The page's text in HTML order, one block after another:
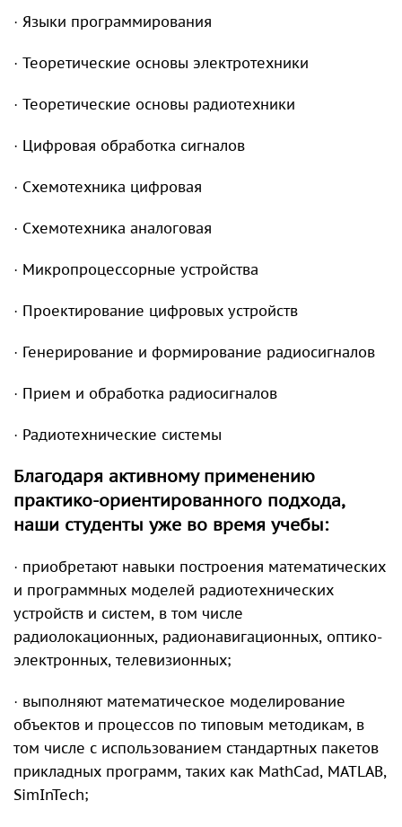
· Языки программирования
· Теоретические основы электротехники
· Теоретические основы радиотехники
· Цифровая обработка сигналов
· Схемотехника цифровая
· Схемотехника аналоговая
· Микропроцессорные устройства
· Проектирование цифровых устройств
· Генерирование и формирование радиосигналов
· Прием и обработка радиосигналов
· Радиотехнические системы
Благодаря активному применению
практико-ориентированного подхода,
наши студенты уже во время учебы:
· приобретают навыки построения математических
и программных моделей радиотехнических
устройств и систем, в том числе
радиолокационных, радионавигационных, оптико-
электронных, телевизионных;
· выполняют математическое моделирование
объектов и процессов по типовым методикам, в
том числе с использованием стандартных пакетов
прикладных программ, таких как MathCad, MATLAB,
SimInTech;